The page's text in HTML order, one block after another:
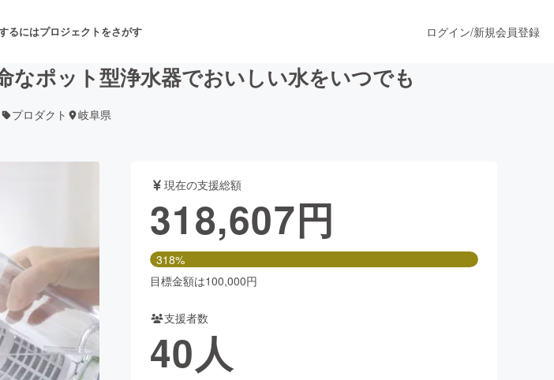
るにはプロジェクトをさがす
舞台・パフォーマンス
ファッション
ビューティー・ヘルスケア
ログイン/新規会員登録
なポット型浄水器でおいしい水をいつでも
プロダクト 岐阜県
現在の支援総額
318,607円
318%
目標金額は100,000円
支援者数
40人